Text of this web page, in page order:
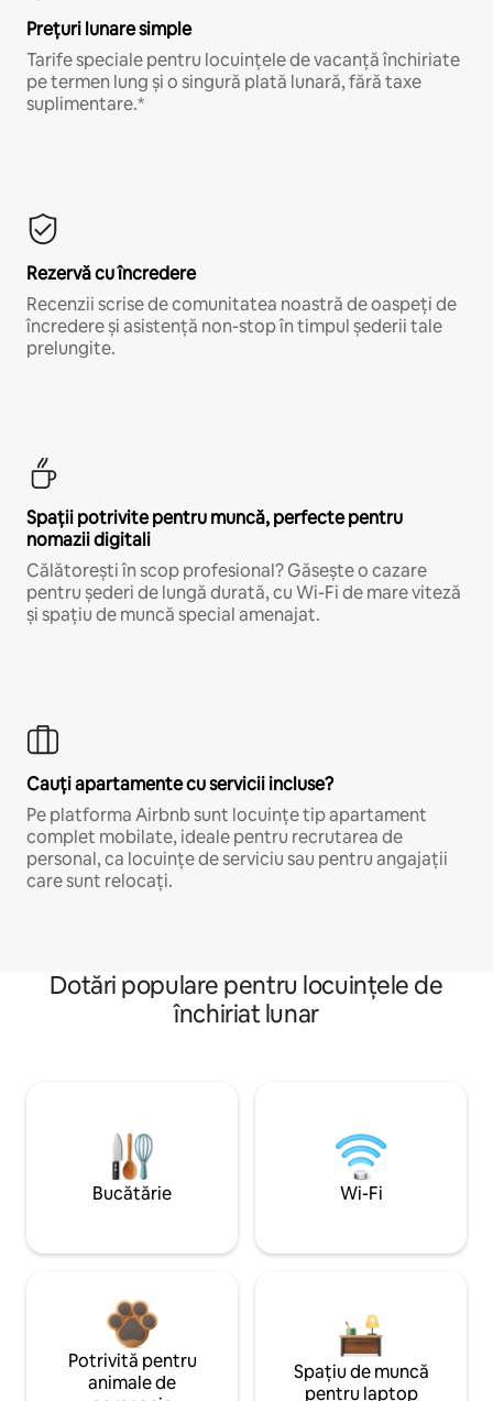
Prețuri lunare simple
Tarife speciale pentru locuințele de vacanță închiriate
pe termen lung și o singură plată lunară, fără taxe
suplimentare.*
Rezervă cu încredere
Recenzii scrise de comunitatea noastră de oaspeți de
încredere și asistență non-stop în timpul șederii tale
prelungite.
Spații potrivite pentru muncă, perfecte pentru
nomazii digitali
Călătorești în scop profesional? Găsește o cazare
pentru șederi de lungă durată, cu Wi-Fi de mare viteză
și spațiu de muncă special amenajat.
Cauți apartamente cu servicii incluse?
Pe platforma Airbnb sunt locuințe tip apartament
complet mobilate, ideale pentru recrutarea de
personal, ca locuințe de serviciu sau pentru angajații
care sunt relocați.
Dotări populare pentru locuințele de
închiriat lunar
Bucătărie Wi-Fi
Potrivită pentru
animale de
Spațiu de muncă
pentru laptop